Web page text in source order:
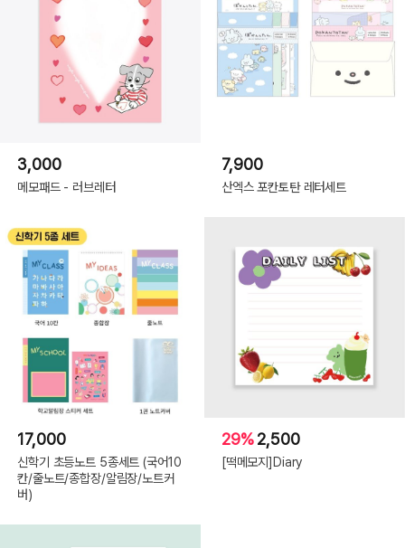
3,000
메모패드 - 러브레터
7,900
산엑스 포칸토탄 레터세트
17,000
신학기 초등노트 5종세트 (국어10
칸/줄노트/종합장/알림장/노트커
버)
29%2,500
[떡메모지]Diary